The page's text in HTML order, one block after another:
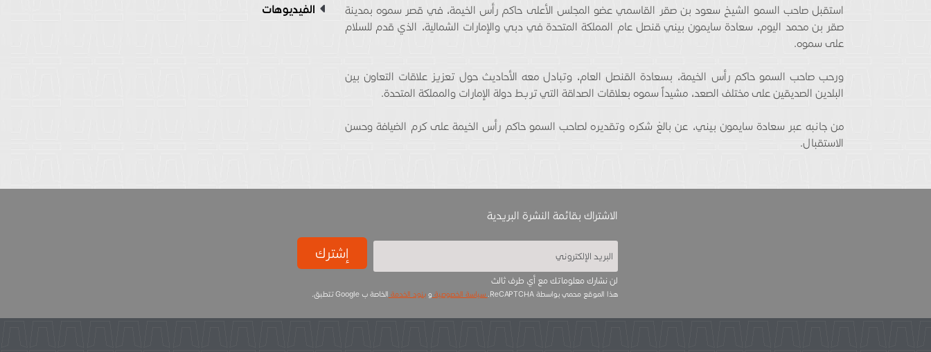
استقبل صاحب السمو الشيخ سعود بن صقر القاسمي عضو المجلس الأعلى حاكم رأس الخيمة، في قصر سموه بمدينة
صقر بن محمد اليوم، سعادة سايمون بيني قنصل عام المملكة المتحدة في دبي والإمارات الشمالية، الذي قدم للسلام
على سموه.
ورحب صاحب السمو حاكم رأس الخيمة، بسعادة القنصل العام، وتبادل معه الأحاديث حول تعزيز علاقات التعاون بين
البلدين الصديقين على مختلف الصعد، مشيداً سموه بعلاقات الصداقة التي تربط دولة الإمارات والمملكة المتحدة.
من جانبه عبر سعادة سايمون بيني، عن بالغ شكره وتقديره لصاحب السمو حاكم رأس الخيمة على كرم الضيافة وحسن
الاستقبال.
الفيديوهات
الاشتراك بقائمة النشرة البريدية
لن نشارك معلوماتك مع أي طرف ثالث
إشترك
هذا الموقع محمي بواسطة ReCAPTCHA. سياسة الخصوصية وبنود الخدمة الخاصة ب Google تتطبق.